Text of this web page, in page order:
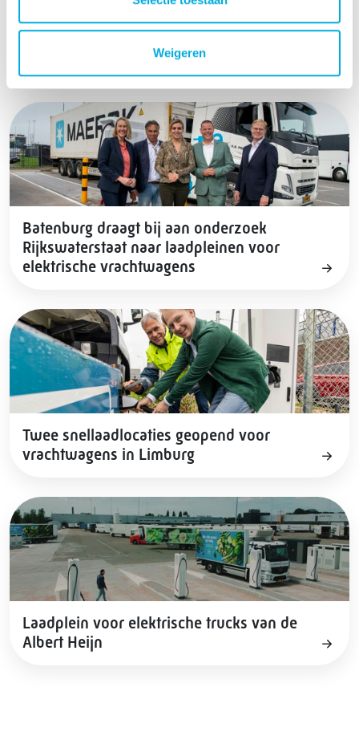
Weigeren
Zie ook
Batenburg draagt bij aan onderzoek
Rijkswaterstaat naar laadpleinen voor
elektrische vrachtwagens
Twee snellaadlocaties geopend voor
vrachtwagens in Limburg
Laadplein voor elektrische trucks van de
Albert Heijn